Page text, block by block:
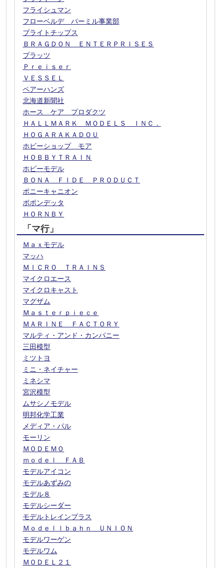
フライシュマン
フローベルデ パーミル事業部
ブライトチップス
ＢＲＡＧＤＯＮ ＥＮＴＥＲＰＲＩＳＥＳ
プラッツ
Ｐｒｅｉｓｅｒ
ＶＥＳＳＥＬ
ペアーハンズ
北海道新聞社
ホース ケア プロダクツ
ＨＡＬＬＭＡＲＫ ＭＯＤＥＬＳ ＩＮＣ．
ＨＯＧＡＲＡＫＡＤＯＵ
ホビーショップ モア
ＨＯＢＢＹＴＲＡＩＮ
ホビーモデル
ＢＯＮＡ ＦＩＤＥ ＰＲＯＤＵＣＴ
ポニーキャニオン
ポポンデッタ
ＨＯＲＮＢＹ
「マ行」
Ｍａｘモデル
マッハ
ＭＩＣＲＯ ＴＲＡＩＮＳ
マイクロエース
マイクロキャスト
マグザム
Ｍａｓｔｅｒｐｉｅｃｅ
ＭＡＲＩＮＥ ＦＡＣＴＯＲＹ
マルティ・アンド・カンパニー
三田模型
ミツトヨ
ミニ・ネイチャー
ミネシマ
宮沢模型
ムサシノモデル
明邦化学工業
メディア・パル
モーリン
ＭＯＤＥＭＯ
ｍｏｄｅｌ ＦＡＢ
モデルアイコン
モデルあずみの
モデル８
モデルシーダー
モデルトレインプラス
Ｍｏｄｅｌｌｂａｈｎ ＵＮＩＯＮ
モデルワーゲン
モデルワム
ＭＯＤＥＬ２１